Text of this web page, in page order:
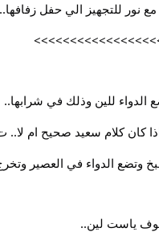
نور للتجهيز الي حفل زفافها..
الدواء للين وذلك في شرابها..
كان كلام سعيد صحيح ام لا..
وتضع الدواء في العصير
ياست لين..